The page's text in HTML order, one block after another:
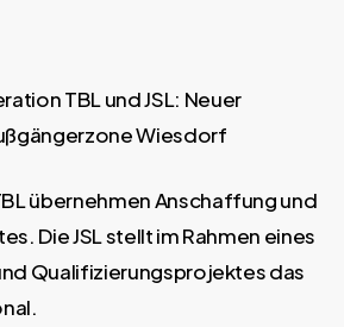
TBL und JSL: Neuer
Wiesdorf
übernehmen Anschaffung und
Die JSL stellt im Rahmen eines
Qualifizierungsprojektes das